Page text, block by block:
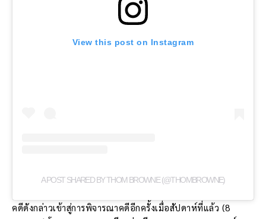
View this post on Instagram
A POST SHARED BY THOM BROWNE (@THOMBROWNE)
คดีดังกล่าวเข้าสู่การพิจารณาคดีอีกครั้งเมื่อสัปดาห์ที่แล้ว (8